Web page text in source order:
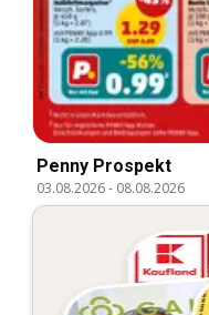
Penny Prospekt
03.08.2026- 08.08.2026